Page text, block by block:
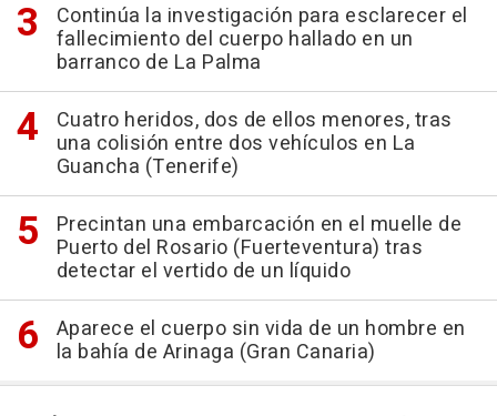
Continúa la investigación para esclarecer el
fallecimiento del cuerpo hallado en un
barranco de La Palma
Cuatro heridos, dos de ellos menores, tras
una colisión entre dos vehículos en La
Guancha (Tenerife)
Precintan una embarcación en el muelle de
Puerto del Rosario (Fuerteventura) tras
detectar el vertido de un líquido
Aparece el cuerpo sin vida de un hombre en
la bahía de Arinaga (Gran Canaria)